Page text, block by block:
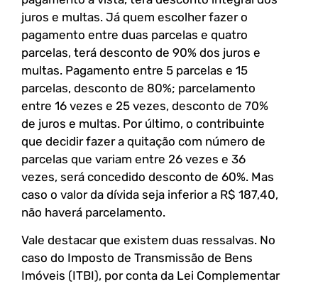
juros e multas. Já quem escolher fazer o
pagamento entre duas parcelas e quatro
parcelas, terá desconto de 90% dos juros e
multas. Pagamento entre 5 parcelas e 15
parcelas, desconto de 80%; parcelamento
entre 16 vezes e 25 vezes, desconto de 70%
de juros e multas. Por último, o contribuinte
que decidir fazer a quitação com número de
parcelas que variam entre 26 vezes e 36
vezes, será concedido desconto de 60%. Mas
caso o valor da dívida seja inferior a R$ 187,40,
não haverá parcelamento.
Vale destacar que existem duas ressalvas. No
caso do Imposto de Transmissão de Bens
Imóveis (ITBI), por conta da Lei Complementar